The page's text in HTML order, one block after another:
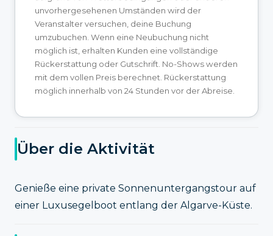
unvorhergesehenen Umständen wird der
Veranstalter versuchen, deine Buchung
umzubuchen. Wenn eine Neubuchung nicht
möglich ist, erhalten Kunden eine vollständige
Rückerstattung oder Gutschrift. No-Shows werden
mit dem vollen Preis berechnet. Rückerstattung
möglich innerhalb von 24 Stunden vor der Abreise.
Über die Aktivität
Genieße eine private Sonnenuntergangstour auf
einer Luxusegelboot entlang der Algarve-Küste.